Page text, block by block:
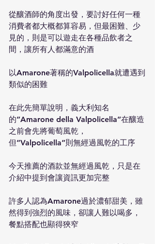
從釀酒師的角度出發，要討好任何一種
消費者都大概都算容易，但最困難、少
見的，則是可以遊走在各種品飲者之
間，讓所有人都滿意的酒
以Amarone著稱的Valpolicella就遭遇到
類似的困難
在此先簡單說明，義大利知名
的”Amarone della Valpolicella”在釀造
之前會先將葡萄風乾，
但”Valpolicella”則無經過風乾的工序
今天推薦的酒款並無經過風乾，只是在
介紹中提到會讓資訊更加完整
許多人認為Amarone過於濃郁甜美，雖
然得到強烈的風味，卻讓人難以喝多，
餐點搭配也顯得狹窄